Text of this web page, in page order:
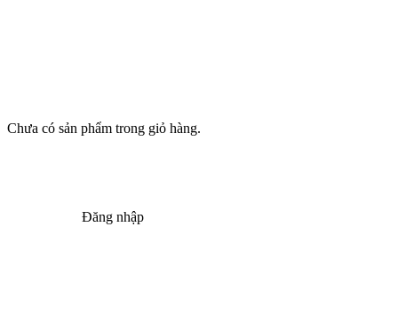
Chưa có sản phẩm trong giỏ hàng.
Đăng nhập